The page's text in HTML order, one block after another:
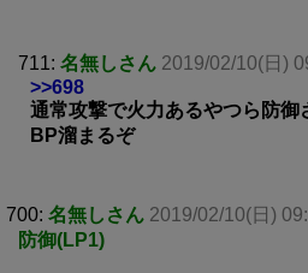
711: 名無しさん 2019/02/10(日)
>>698
通常攻撃で火力あるやつら防御
BP溜まるぞ
700: 名無しさん 2019/02/10(日)
防御(LP1)